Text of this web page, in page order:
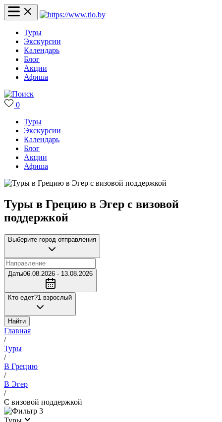
Туры
Экскурсии
Календарь
Блог
Акции
Афиша
0
Туры
Экскурсии
Календарь
Блог
Акции
Афиша
Туры в Грецию в Эгер с визовой
поддержкой
Выберите город отправления
Даты06.08.2026 - 13.08.2026
Кто едет?1 взрослый
Найти
Главная
/
Туры
/
В Грецию
/
В Эгер
/
С визовой поддержкой
3
Туры